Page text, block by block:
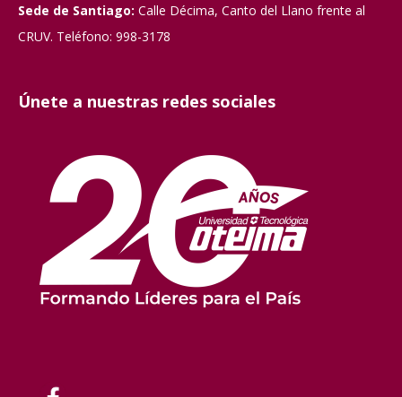
Sede de Santiago: Calle Décima, Canto del Llano frente al
CRUV. Teléfono: 998-3178
Únete a nuestras redes sociales